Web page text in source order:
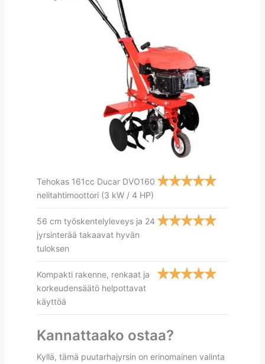
Tehokas 161cc Ducar DVO160
nelitahtimoottori (3 kW / 4 HP)
56 cm työskentelyleveys ja 24
jyrsinterää takaavat hyvän
tuloksen
Kompakti rakenne, renkaat ja
korkeudensäätö helpottavat
käyttöä
Kannattaako ostaa?
Kyllä, tämä puutarhajyrsin on erinomainen valinta